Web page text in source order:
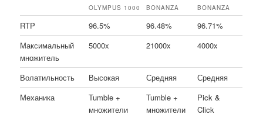
OLYMPUS 1000
BONANZA
BONANZA
RTP 96.5% 96.48%
96.71%
Максимальный
множитель
5000x 21000x 4000x
Волатильность Высокая Средняя
Средняя
Механика
Tumble +
множители
Tumble +
множители
Pick &
Click